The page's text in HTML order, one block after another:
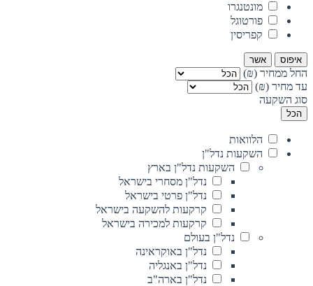
מונטנגרו
פורטוגל
קפריסין
איפוס אשר
החל ממחיר (₪)
עד מחיר (₪)
סוג השקעה
הכל
הלוואות
השקעות נדל"ן
השקעות נדל"ן בארץ
נדל"ן מסחרי בישראל
נדל"ן פרטי בישראל
קרקעות להשקעה בישראל
קרקעות למכירה בישראל
נדל"ן בעולם
נדל"ן באוקראינה
נדל"ן באנגליה
נדל"ן בארה"ב